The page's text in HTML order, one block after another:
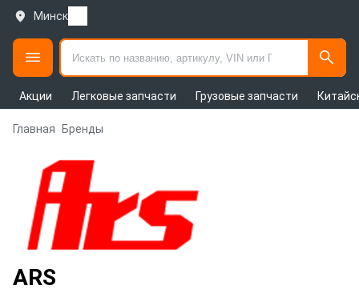
Минск
Акции Легковые запчасти Грузовые запчасти
Главная Бренды
ARS